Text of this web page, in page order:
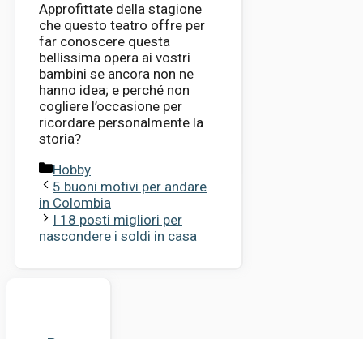
Approfittate della stagione
che questo teatro offre per
far conoscere questa
bellissima opera ai vostri
bambini se ancora non ne
hanno idea; e perché non
cogliere l’occasione per
ricordare personalmente la
storia?
Categorie
Hobby
5 buoni motivi per andare
in Colombia
I 18 posti migliori per
nascondere i soldi in casa